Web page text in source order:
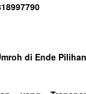
di Ende